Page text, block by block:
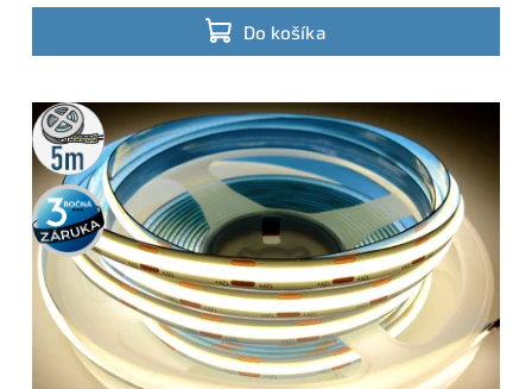
Do košíka
5m
rolka
3 roky
záruka